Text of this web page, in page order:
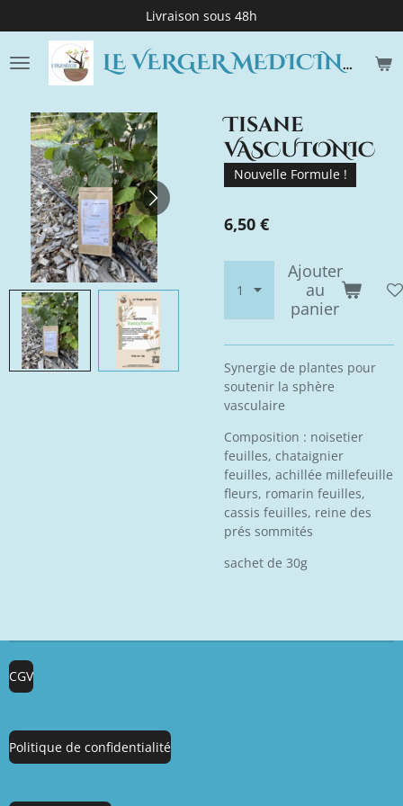
au
contenu
principal
LE VERGER MEDICINE
Livraison sous 48h
Tisane
VASCUTONIC
Nouvelle Formule !
6,50 €
Ajouter
au
panier
Synergie de plantes pour
soutenir la sphère
vasculaire
Composition : noisetier
feuilles, chataignier
feuilles, achillée millefeuille
fleurs, romarin feuilles,
cassis feuilles, reine des
prés sommités
sachet de 30g
CGV
Politique de confidentialité